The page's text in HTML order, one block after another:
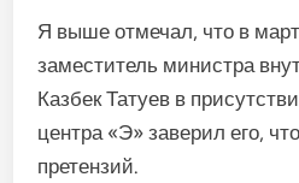
Я выше отмечал, что в
заместитель министра
Казбек Татуев в
центра «Э» заверил его,
претензий.